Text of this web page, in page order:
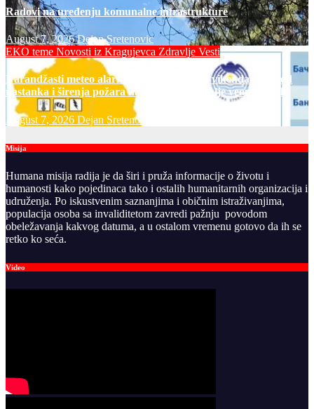
Radovi na uređenju komunalne infrastrukture
August 7, 2026Dejan Sretenovic
EKO teme Novosti iz Kragujevca Zdravlje Vesti
Narandžasti meteo alarm u petak i za dane vikenda: rizik od
nastanka i širenja požara na otvorenom i dalje veoma visok
August 7, 2026 Dejan Sretenovic
Misija
Humana misija radija je da širi i pruža informacije o životu i
humanosti kako pojedinaca tako i ostalih humanitarnih organizacija i
udruženja. Po iskustvenim saznanjima i običnim istraživanjima,
populacija osoba sa invaliditetom zavredi pažnju povodom
obeležavanja kakvog datuma, a u ostalom vremenu gotovo da ih se
retko ko seća.
Video